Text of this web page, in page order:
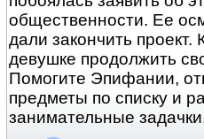
общественности. Ее
дали закончить проект.
девушке продолжить
Помогите Эпифании,
предметы по списку и
занимательные